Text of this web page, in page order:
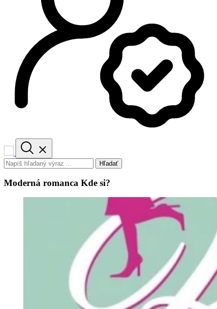
Hľadať
Moderná romanca Kde si?